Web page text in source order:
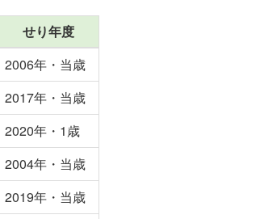
せり年度
2006年・当歳
2017年・当歳
2020年・1歳
2004年・当歳
2019年・当歳